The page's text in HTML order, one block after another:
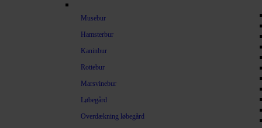
Musebur
Hamsterbur
Kaninbur
Rottebur
Marsvinebur
Løbegård
Overdækning løbegård